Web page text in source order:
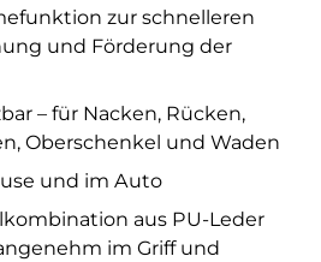
zur schnelleren
und Förderung der
– für Nacken, Rücken,
Oberschenkel und Waden
und im Auto
aus PU-Leder
im Griff und